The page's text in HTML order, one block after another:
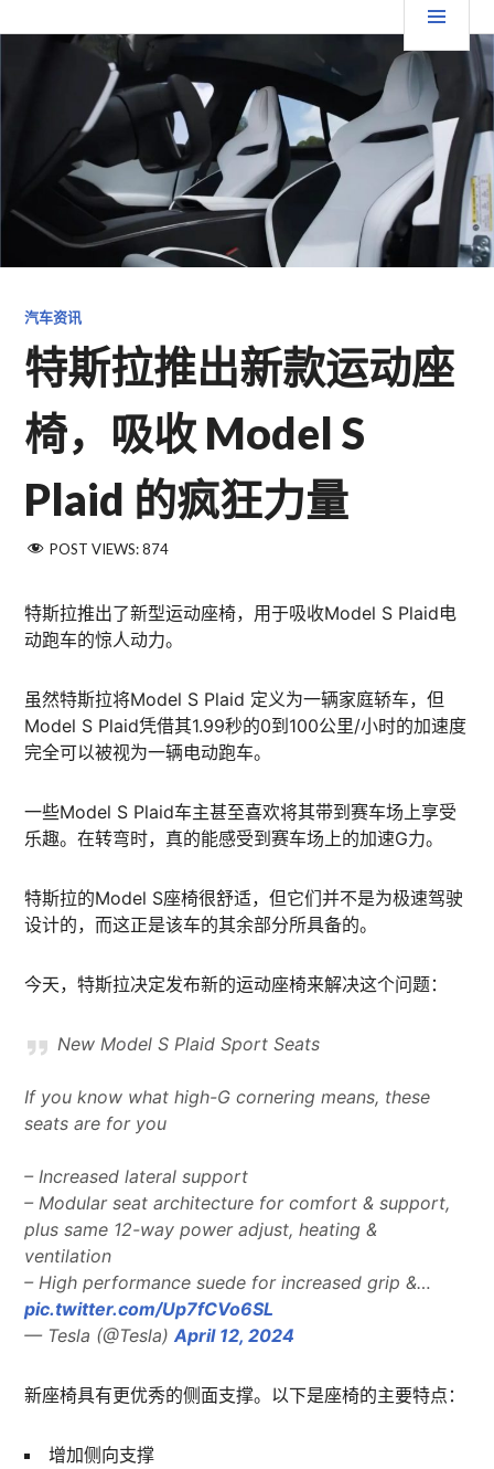
至 TGFC LIFESTYLE
菜
汽车资讯
特斯拉推出新款运动座
椅，吸收 Model S
Plaid 的疯狂力量
POST VIEWS: 874
特斯拉推出了新型运动座椅，用于吸收Model S Plaid电
动跑车的惊人动力。
虽然特斯拉将Model S Plaid 定义为一辆家庭轿车，但
Model S Plaid凭借其1.99秒的0到100公里/小时的加速度
完全可以被视为一辆电动跑车。
一些Model S Plaid车主甚至喜欢将其带到赛车场上享受
乐趣。在转弯时，真的能感受到赛车场上的加速G力。
特斯拉的Model S座椅很舒适，但它们并不是为极速驾驶
设计的，而这正是该车的其余部分所具备的。
今天，特斯拉决定发布新的运动座椅来解决这个问题：
New Model S Plaid Sport Seats
If you know what high-G cornering means, these
seats are for you
– Increased lateral support
– Modular seat architecture for comfort & support,
plus same 12-way power adjust, heating &
ventilation
– High performance suede for increased grip &…
pic.twitter.com/Up7fCVo6SL
— Tesla (@Tesla)April 12, 2024
​新座椅具有更优秀的侧面支撑。以下是座椅的主要特点：
增加侧向支撑